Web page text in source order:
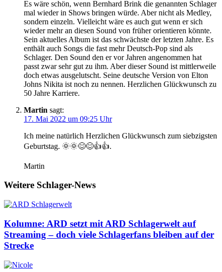
Es wäre schön, wenn Bernhard Brink die genannten Schlager
mal wieder in Shows bringen würde. Aber nicht als Medley,
sondern einzeln. Vielleicht wäre es auch gut wenn er sich
wieder mehr an diesen Sound von früher orientieren könnte.
Sein aktuelles Album ist das schwächste der letzten Jahre. Es
enthält auch Songs die fast mehr Deutsch-Pop sind als
Schlager. Den Sound den er vor Jahren angenommen hat
passt zwar sehr gut zu ihm. Aber dieser Sound ist mittlerweile
doch etwas ausgelutscht. Seine deutsche Version von Elton
Johns Nikita ist noch zu nennen. Herzlichen Glückwunsch zu
50 Jahre Karriere.
Martin sagt:
17. Mai 2022 um 09:25 Uhr
Ich meine natürlich Herzlichen Glückwunsch zum siebzigsten
Geburtstag. 🌞🌞😊😊👍👍.
Martin
Weitere Schlager-News
Kolumne: ARD setzt mit ARD Schlagerwelt auf
Streaming – doch viele Schlagerfans bleiben auf der
Strecke